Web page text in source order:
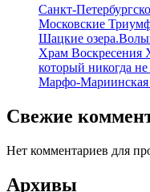
Санкт-
Московские
Шацкие
Храм Воскресения
который никогда не
Марфо-Мариинская
Свежие
Нет комментариев для
Архивы